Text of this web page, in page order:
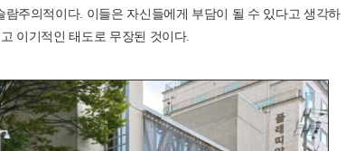
주의적이다. 이들은 자신들에게 부담이 될 수 있다고 생각하
이기적인 태도로 무장된 것이다.